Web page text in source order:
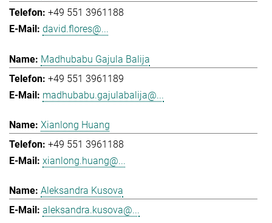
+49 551 3961188
david.flores@...
Madhubabu Gajula Balija
+49 551 3961189
madhubabu.gajulabalija@...
Xianlong Huang
+49 551 3961188
xianlong.huang@...
Aleksandra Kusova
aleksandra.kusova@...